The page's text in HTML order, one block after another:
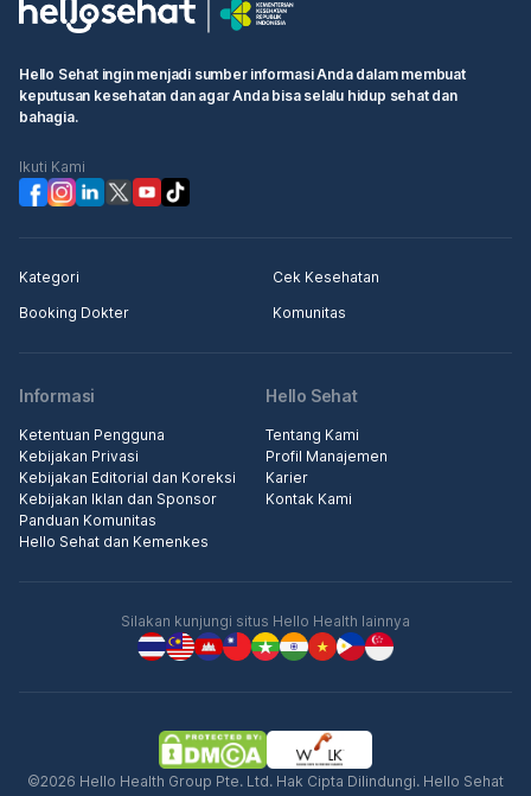
Hello Sehat ingin menjadi sumber informasi Anda dalam membuat
keputusan kesehatan dan agar Anda bisa selalu hidup sehat dan
bahagia.
Ikuti Kami
Kategori
Cek Kesehatan
Booking Dokter
Komunitas
Informasi
Ketentuan Pengguna
Kebijakan Privasi
Kebijakan Editorial dan Koreksi
Kebijakan Iklan dan Sponsor
Panduan Komunitas
Hello Sehat dan Kemenkes
Hello Sehat
Tentang Kami
Profil Manajemen
Karier
Kontak Kami
Silakan kunjungi situs Hello Health lainnya
©2026 Hello Health Group Pte. Ltd. Hak Cipta Dilindungi. Hello Sehat